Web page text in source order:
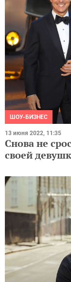
ШОУ-БИЗНЕС
13 июня 2022, 11:35
Снова не
своей